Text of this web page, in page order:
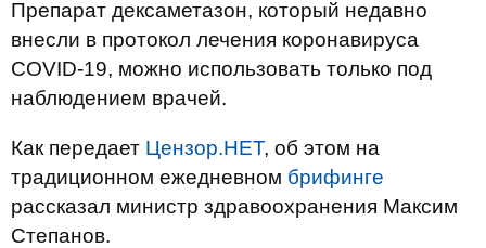
Препарат дексаметазон, который недавно
внесли в протокол лечения коронавируса
COVID-19, можно использовать только под
наблюдением врачей.
Как передает Цензор.НЕТ, об этом на
традиционном ежедневном брифинге
рассказал министр здравоохранения Максим
Степанов.